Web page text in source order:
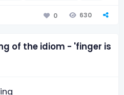
0 630
of the idiom - 'finger is